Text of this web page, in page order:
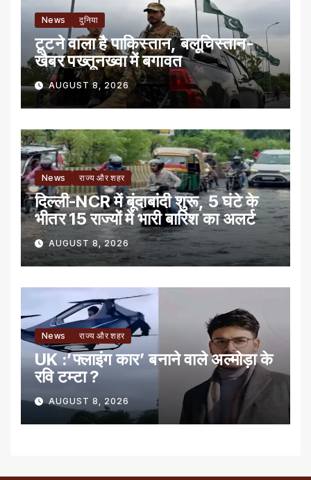
News दुनिया
टूटने वाला है पाकिस्तान, बलूचिस्तान-
खैबर पख्तूनख्वा में बगावत
AUGUST 8, 2026
News राज्य और शहर
दिल्ली-NCR में बूंदाबांदी शुरू, 5 घंटे के
भीतर 15 राज्यों में भारी बारिश का अलर्ट
AUGUST 8, 2026
News राज्य और शहर
UK :’फ्लाइंग कार’ बनाने वाले अल्मोड़ा के
रवि टम्टा ?
AUGUST 8, 2026